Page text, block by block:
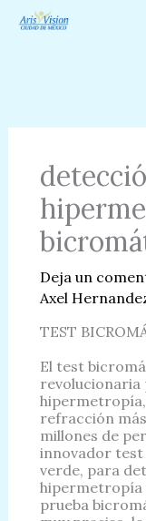
Deja un
Axel
TEST
El test
revolucionaria
refracción
millones de
innovador
verde, para
hipermetropía
prueba